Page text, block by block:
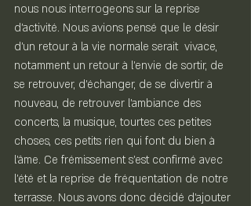
nous nous interrogeons sur la reprise
d'activité. Nous avions pensé que le désir
d'un retour à la vie normale serait  vivace,
notamment un retour à l'envie de sortir, de
se retrouver, d'échanger, de se divertir à
nouveau, de retrouver l'ambiance des
concerts, la musique, tourtes ces petites
choses, ces petits rien qui font du bien à
l'âme. Ce frémissement s'est confirmé avec
l'été et la reprise de fréquentation de notre
terrasse. Nous avons donc décidé d'ajouter